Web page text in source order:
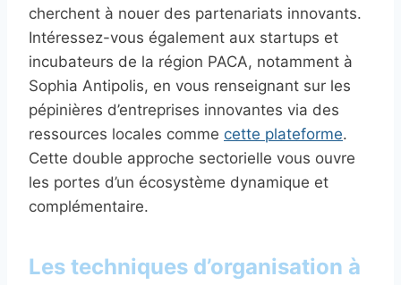
cherchent à nouer des partenariats innovants.
Intéressez-vous également aux startups et
incubateurs de la région PACA, notamment à
Sophia Antipolis, en vous renseignant sur les
pépinières d’entreprises innovantes via des
ressources locales comme cette plateforme.
Cette double approche sectorielle vous ouvre
les portes d’un écosystème dynamique et
complémentaire.
Les techniques d’organisation à